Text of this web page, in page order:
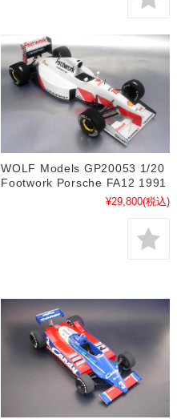
WOLF Models GP20053 1/20
Footwork Porsche FA12 1991
¥29,800(税込)